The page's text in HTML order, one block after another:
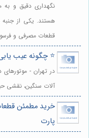
نگهداری دقیق و به
هستند. یکی از
قطعات مصرفی و
⭐️ چگونه عیب
در تهران - موتورهای
آلات سنگین، نقشی
خرید مطمئن
پارت